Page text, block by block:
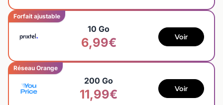
Forfait ajustable
10 Go
6,99€ Voir
Réseau Orange
200 Go
11,99€ Voir